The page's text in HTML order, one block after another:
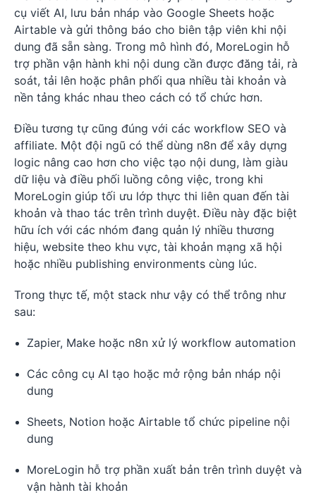
cụ viết AI, lưu bản nháp vào Google Sheets hoặc
Airtable và gửi thông báo cho biên tập viên khi nội
dung đã sẵn sàng. Trong mô hình đó, MoreLogin hỗ
trợ phần vận hành khi nội dung cần được đăng tải, rà
soát, tải lên hoặc phân phối qua nhiều tài khoản và
nền tảng khác nhau theo cách có tổ chức hơn.
Điều tương tự cũng đúng với các workflow SEO và
affiliate. Một đội ngũ có thể dùng n8n để xây dựng
logic nâng cao hơn cho việc tạo nội dung, làm giàu
dữ liệu và điều phối luồng công việc, trong khi
MoreLogin giúp tối ưu lớp thực thi liên quan đến tài
khoản và thao tác trên trình duyệt. Điều này đặc biệt
hữu ích với các nhóm đang quản lý nhiều thương
hiệu, website theo khu vực, tài khoản mạng xã hội
hoặc nhiều publishing environments cùng lúc.
Trong thực tế, một stack như vậy có thể trông như
sau:
Zapier, Make hoặc n8n xử lý workflow automation
Các công cụ AI tạo hoặc mở rộng bản nháp nội
dung
Sheets, Notion hoặc Airtable tổ chức pipeline nội
dung
MoreLogin hỗ trợ phần xuất bản trên trình duyệt và
vận hành tài khoản